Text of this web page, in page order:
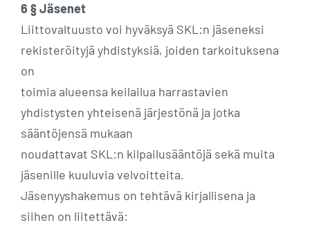
6 § Jäsenet
Liittovaltuusto voi hyväksyä SKL:n jäseneksi
rekisteröityjä yhdistyksiä, joiden tarkoituksena
on
toimia alueensa keilailua harrastavien
yhdistysten yhteisenä järjestönä ja jotka
sääntöjensä mukaan
noudattavat SKL:n kilpailusääntöjä sekä muita
jäsenille kuuluvia velvoitteita.
Jäsenyyshakemus on tehtävä kirjallisena ja
siihen on liitettävä: